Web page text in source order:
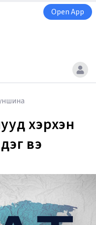
Open App
хэрхэн
вэ